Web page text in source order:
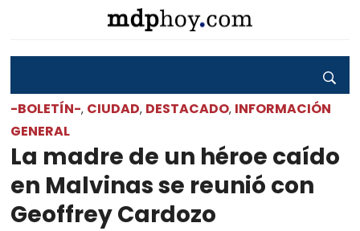
-BOLETÍN-, CIUDAD, DESTACADO, INFORMACIÓN
GENERAL
La madre de un héroe caído
en Malvinas se reunió con
Geoffrey Cardozo